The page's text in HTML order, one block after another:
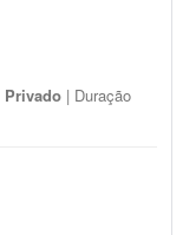
Privado | Duração